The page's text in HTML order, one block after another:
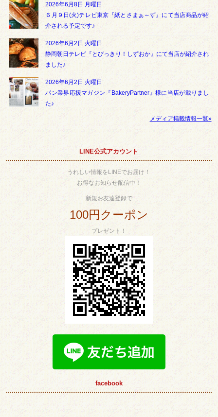
2026年6月8日 月曜日
６月９日(火)テレビ東京『紙とさまぁ～ず』にて当店商品が紹
介される予定です♪
2026年6月2日 火曜日
静岡朝日テレビ『とびっきり！しずおか』にて当店が紹介され
ました♪
2026年6月2日 火曜日
パン業界応援マガジン『BakeryPartner』様に当店が載りまし
た♪
メディア掲載情報一覧»
LINE公式アカウント
うれしい情報をLINEでお届け！
お得なお知らせ配信中！
新規お友達登録で
100円クーポン
プレゼント！
facebook